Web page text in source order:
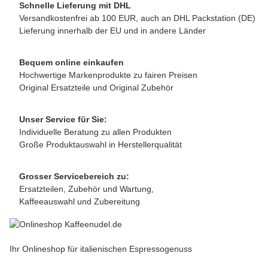
Schnelle Lieferung mit DHL
Versandkostenfrei ab 100 EUR, auch an DHL Packstation (DE)
Lieferung innerhalb der EU und in andere Länder
Bequem online einkaufen
Hochwertige Markenprodukte zu fairen Preisen
Original Ersatzteile und Original Zubehör
Unser Service für Sie:
Individuelle Beratung zu allen Produkten
Große Produktauswahl in Herstellerqualität
Grosser Servicebereich zu:
Ersatzteilen, Zubehör und Wartung,
Kaffeeauswahl und Zubereitung
Ihr Onlineshop für italienischen Espressogenuss